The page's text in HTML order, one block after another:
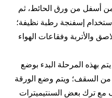
من أسفل من ورق الحائط، ثم
إسفنجة رطبة نظيفة؛
والأتربة وفقاعات الهواء
يتم بهذه المرحلة البدء بوضع
السقف؛ ويتم وضع الورقة
مع ترك بعض السنتيميترات